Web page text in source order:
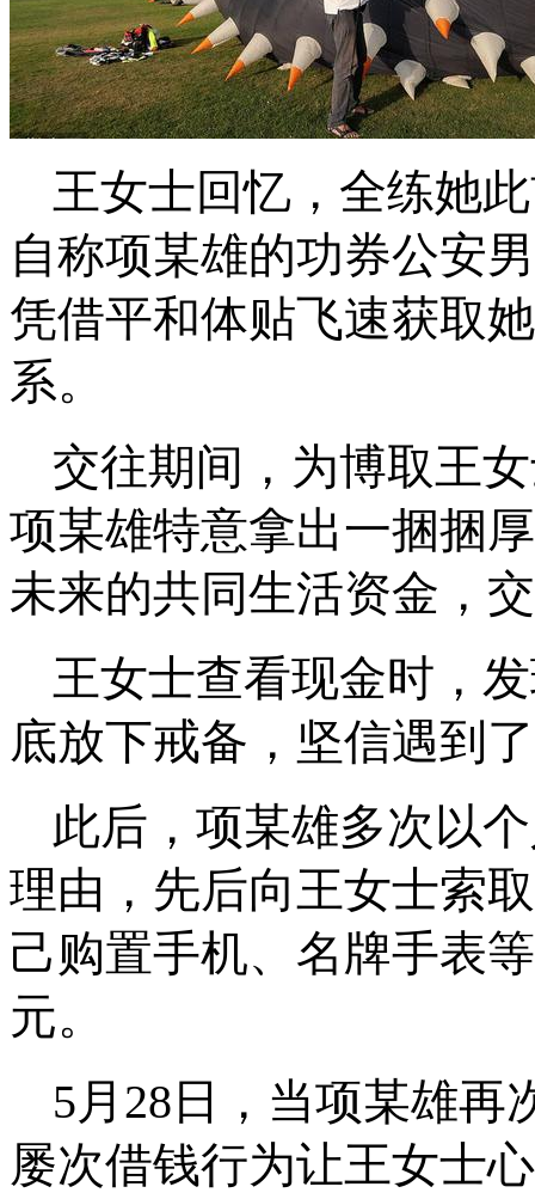
王女士回忆，全练她
自称项某雄的功券公安
凭借平和体贴飞速获取
系。
交往期间，为博取王
项某雄特意拿出一捆捆
未来的共同生活资金，
王女士查看现金时，
底放下戒备，坚信遇到
此后，项某雄多次以
理由，先后向王女士索
己购置手机、名牌手表
元。
5月28日，当项某雄再
屡次借钱行为让王女士